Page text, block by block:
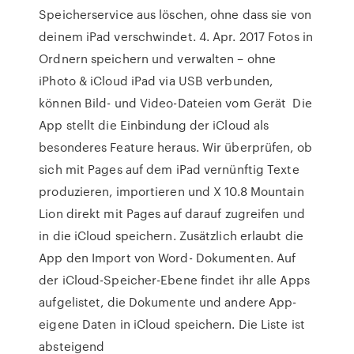
Speicherservice aus löschen, ohne dass sie von
deinem iPad verschwindet. 4. Apr. 2017 Fotos in
Ordnern speichern und verwalten – ohne
iPhoto & iCloud iPad via USB verbunden,
können Bild- und Video-Dateien vom Gerät Die
App stellt die Einbindung der iCloud als
besonderes Feature heraus. Wir überprüfen, ob
sich mit Pages auf dem iPad vernünftig Texte
produzieren, importieren und X 10.8 Mountain
Lion direkt mit Pages auf darauf zugreifen und
in die iCloud speichern. Zusätzlich erlaubt die
App den Import von Word- Dokumenten. Auf
der iCloud-Speicher-Ebene findet ihr alle Apps
aufgelistet, die Dokumente und andere App-
eigene Daten in iCloud speichern. Die Liste ist
absteigend